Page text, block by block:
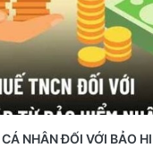
NHÂN ĐỐI VỚI BẢO